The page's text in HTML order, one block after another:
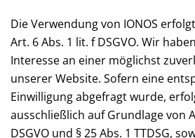
Die Verwendung von IONOS
Art. 6 Abs. 1 lit. f DSGVO. Wir
Interesse an einer möglichst
unserer Website. Sofern eine
Einwilligung abgefragt wurde,
ausschließlich auf Grundlage von
DSGVO und § 25 Abs. 1 TTDSG,